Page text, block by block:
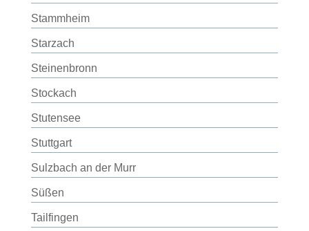
Stammheim
Starzach
Steinenbronn
Stockach
Stutensee
Stuttgart
Sulzbach an der Murr
Süßen
Tailfingen